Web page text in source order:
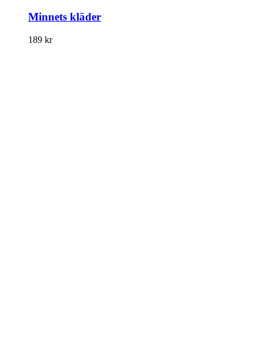
Minnets kläder
189 kr